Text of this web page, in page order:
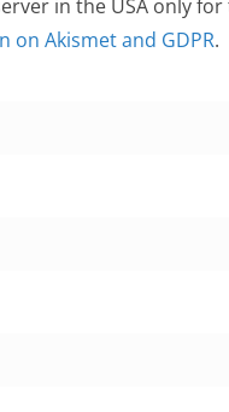
in the USA only
on Akismet and GDPR.